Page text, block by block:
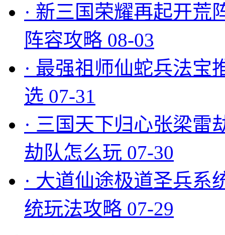
· 新三国荣耀再起开荒
阵容攻略 08-03
· 最强祖师仙蛇兵法宝
选 07-31
· 三国天下归心张梁雷
劫队怎么玩 07-30
· 大道仙途极道圣兵系
统玩法攻略 07-29